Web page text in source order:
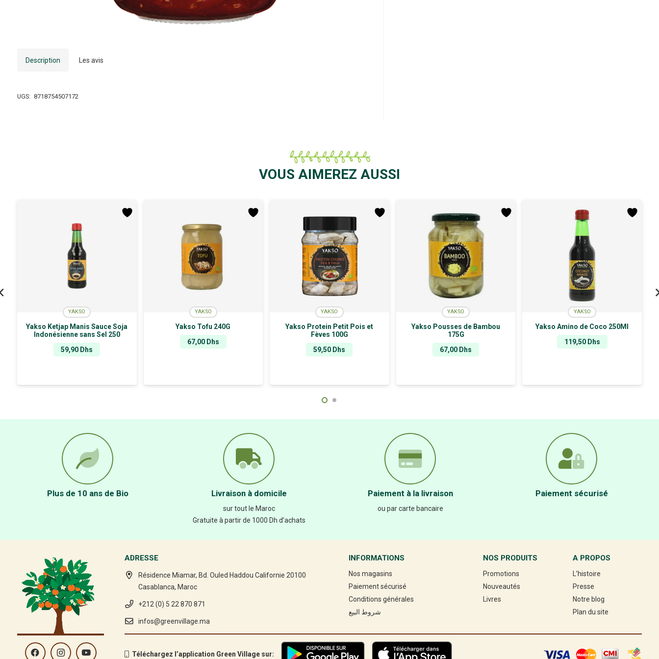
Description Les avis
UGS: 8718754507172
VOUS AIMEREZ AUSSI
YAKSO
Yakso Ketjap Manis Sauce Soja
Indonésienne sans Sel 250
59,90 Dhs
YAKSO
Yakso Tofu 240G
67,00 Dhs
YAKSO
Yakso Protein Petit Pois et
Fèves 100G
59,50 Dhs
YAKSO
Yakso Pousses de Bambou
175G
67,00 Dhs
YAKSO
Yakso Amino de Coco 250Ml
119,50 Dhs
Plus de 10 ans de Bio Livraison à domicile
sur tout le Maroc
Gratuite à partir de 1000 Dh d’achats
Paiement à la livraison
ou par carte bancaire
Paiement sécurisé
ADRESSE
Résidence Miamar, Bd. Ouled Haddou Californie 20100
Casablanca, Maroc
+212 (0) 5 22 870 871
infos@greenvillage.ma
INFORMATIONS
Nos magasins
Paiement sécurisé
Conditions générales
شروط البيع
NOS PRODUITS
Promotions
Nouveautés
Livres
A PROPOS
L’histoire
Presse
Notre blog
Plan du site
Téléchargez l’application Green Village sur: